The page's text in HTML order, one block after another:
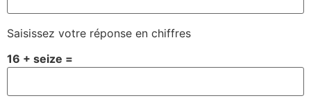
Saisissez votre réponse en chiffres
16 + seize =